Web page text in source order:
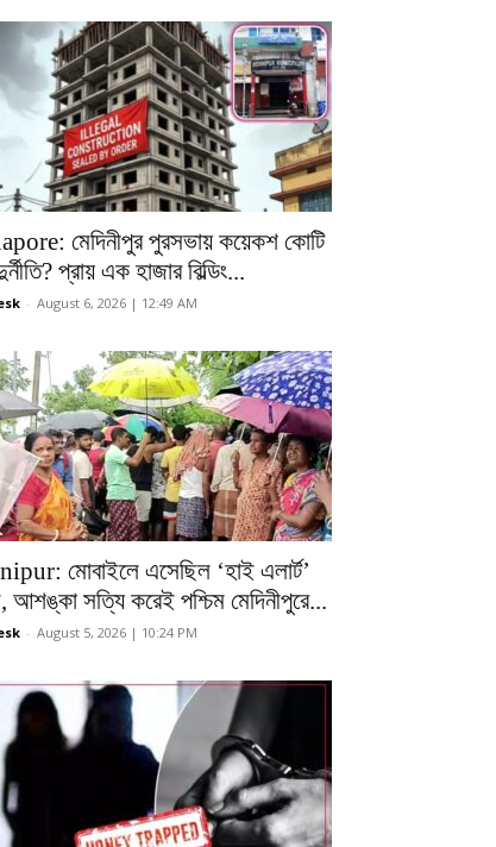
মেদিনীপুর পুরসভায় কয়েকশ কোটি
প্রায় এক হাজার বিল্ডিং...
- August 6, 2026 | 12:49 AM
মোবাইলে এসেছিল ‘হাই এলার্ট’
আশঙ্কা সত্যি করেই পশ্চিম মেদিনীপুরে...
- August 5, 2026 | 10:24 PM